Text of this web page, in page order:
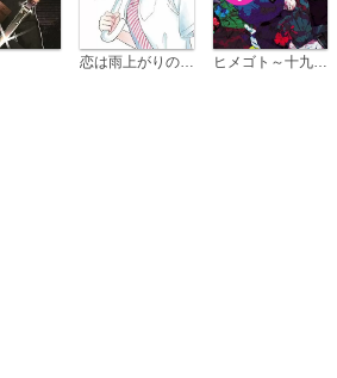
ヒメゴト～十九歳の制服～